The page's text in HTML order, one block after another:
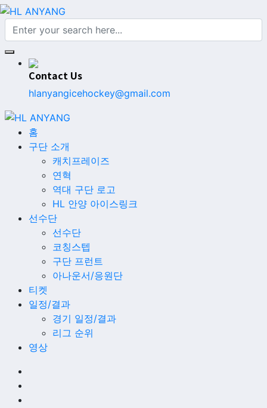
Contact Us
hlanyangicehockey@gmail.com
홈
구단 소개
캐치프레이즈
연혁
역대 구단 로고
HL 안양 아이스링크
선수단
선수단
코칭스텝
구단 프런트
아나운서/응원단
티켓
일정/결과
경기 일정/결과
리그 순위
영상